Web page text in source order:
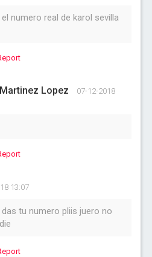
numero real de karol sevilla
Lopez
07-12-2018
13:07
tu numero pliis juero no